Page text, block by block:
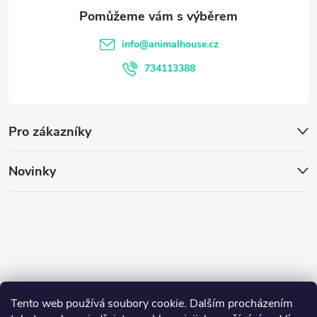
Tento web používá soubory cookie. Dalším procházením
s
u
Pro zákazníky
Novinky
info@animalhouse.cz
734113388